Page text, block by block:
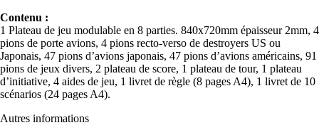
Contenu :
1 Plateau de jeu modulable en 8 parties. 840x720mm épaisseur 2mm, 4
pions de porte avions, 4 pions recto-verso de destroyers US ou
Japonais, 47 pions d’avions japonais, 47 pions d’avions américains, 91
pions de jeux divers, 2 plateau de score, 1 plateau de tour, 1 plateau
d’initiative, 4 aides de jeu, 1 livret de règle (8 pages A4), 1 livret de 10
scénarios (24 pages A4).
Autres informations